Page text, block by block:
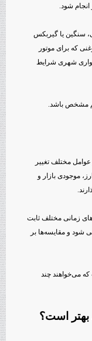
شود.
سنگین یا گیربکس
که برای موتور
شهری شرایط
مشخص باشد.
مختلف تغییر
موجودی بازار و
زمانی مختلف ثابت
شود و مقایسه‌ها بر
می‌خواهند چند
بهتر است؟